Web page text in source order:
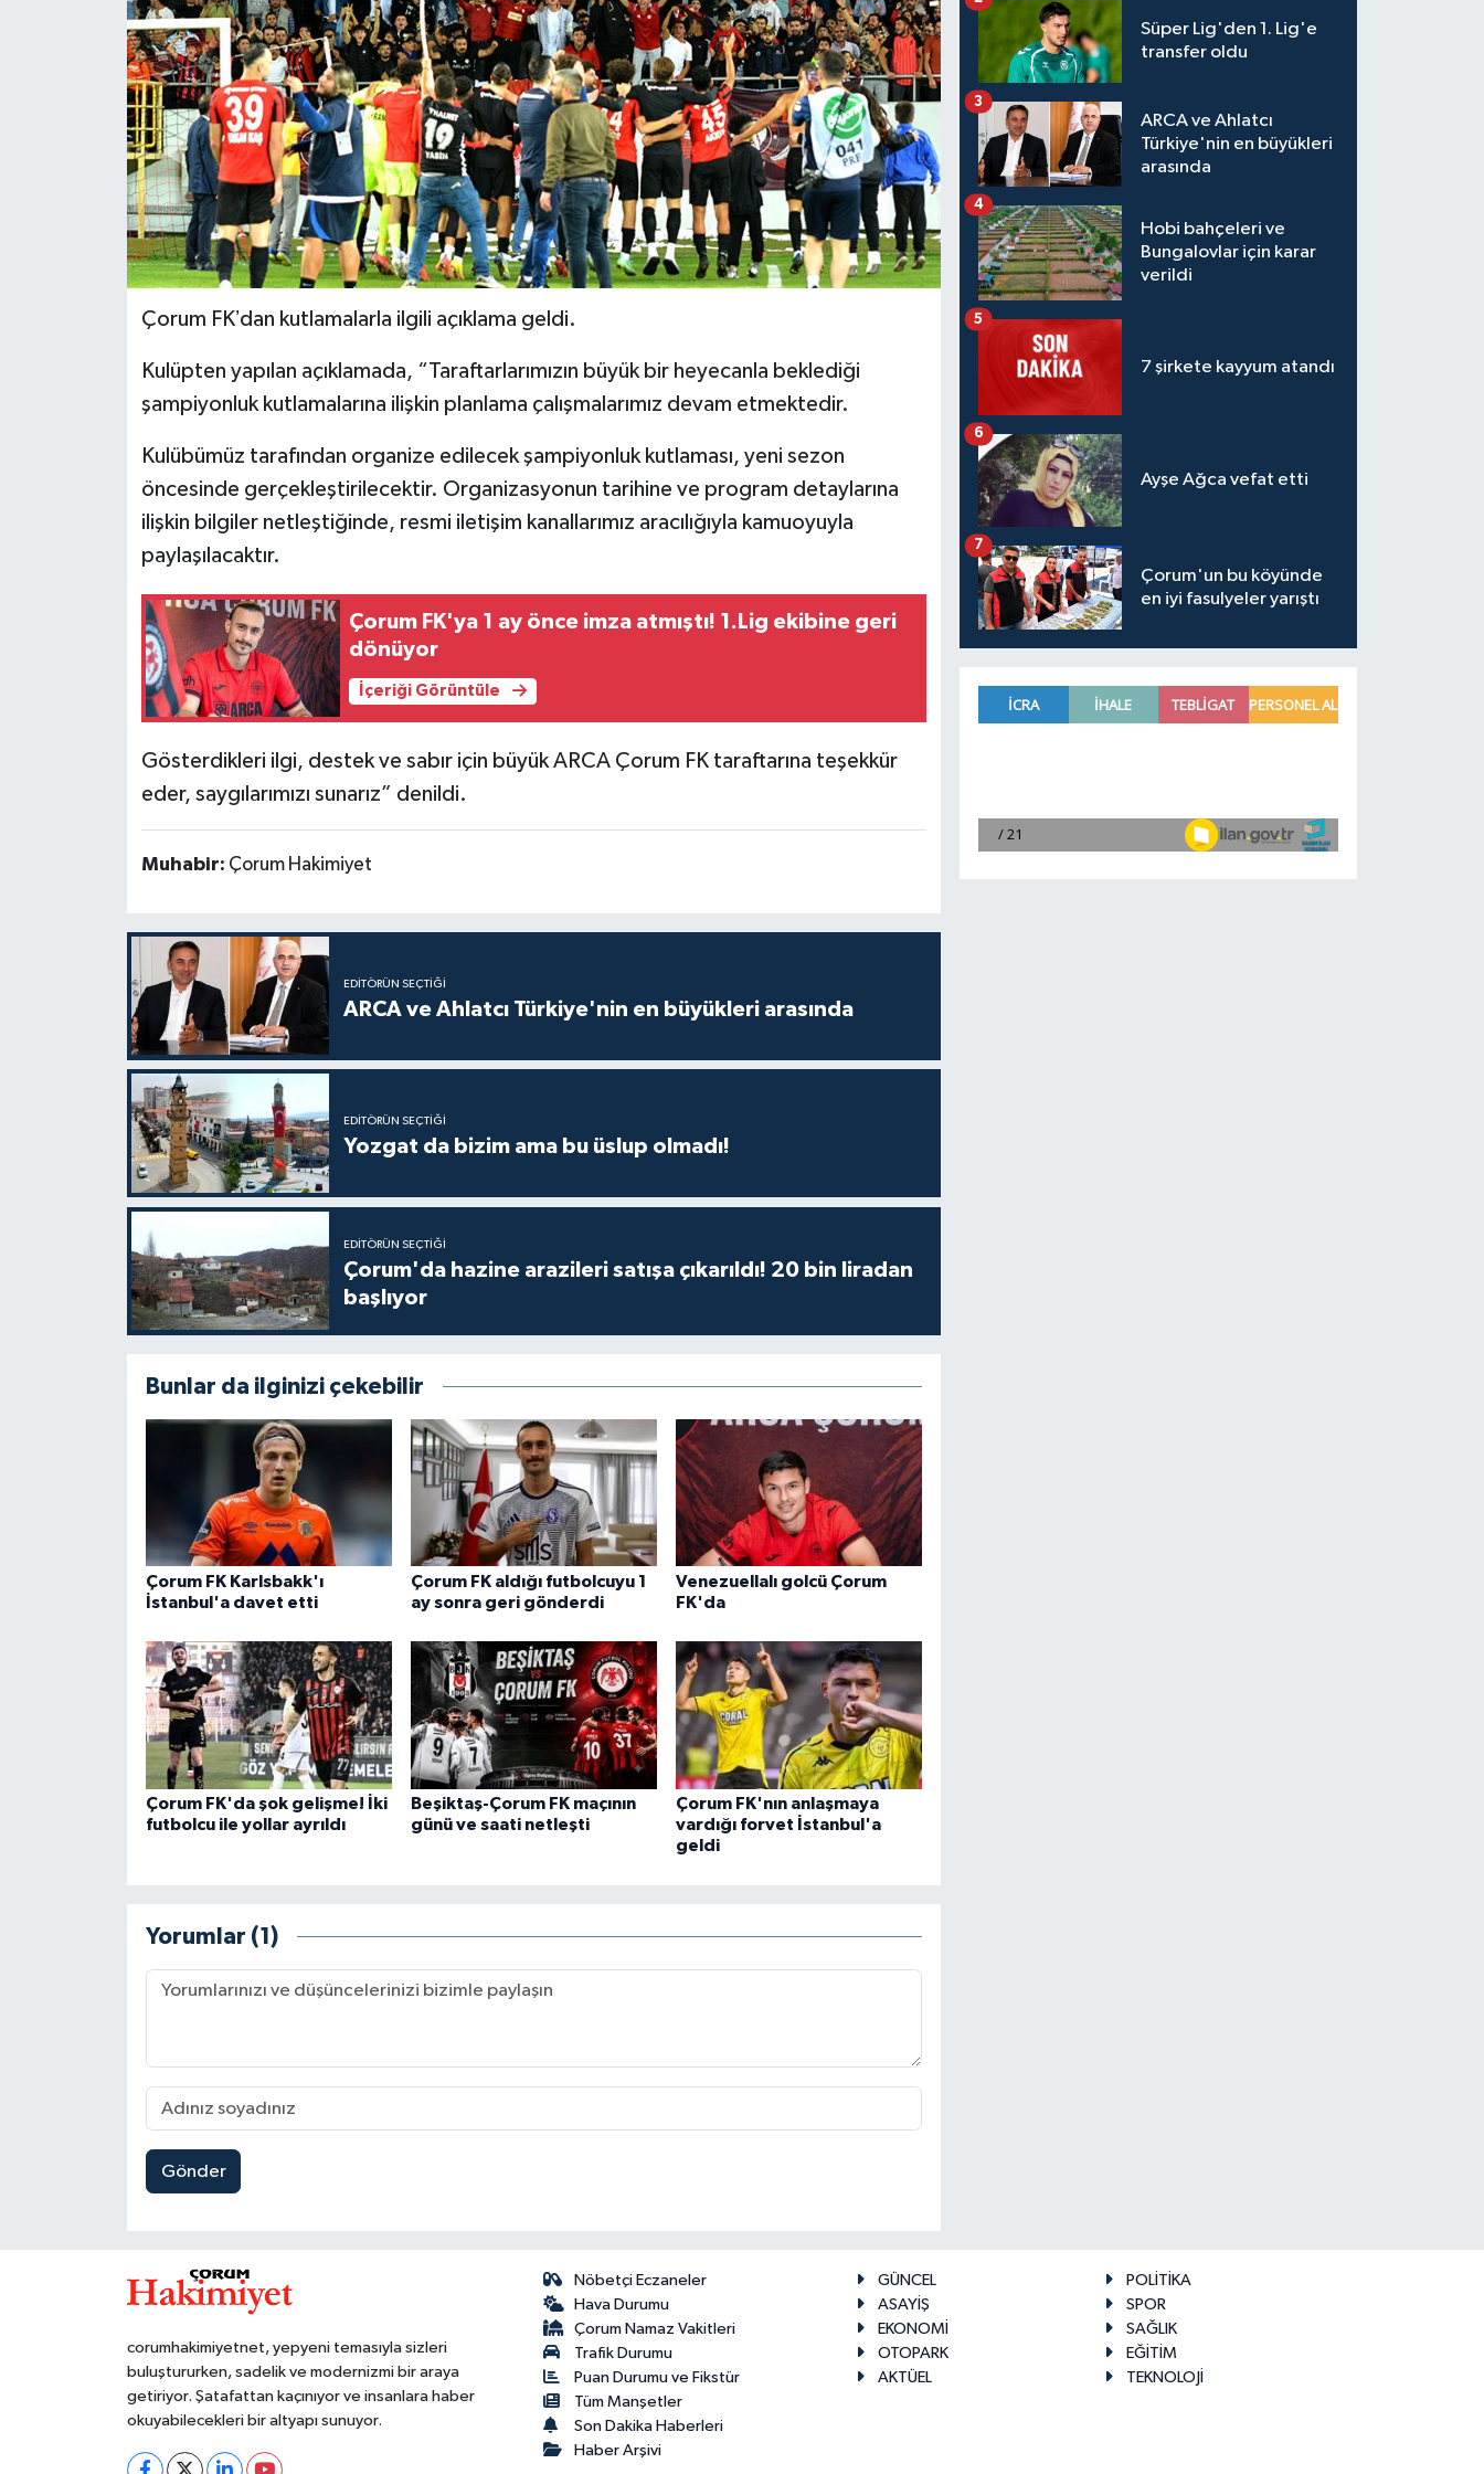
Çorum FKʼdan kutlamalarla ilgili açıklama geldi.
Kulüpten yapılan açıklamada, “Taraftarlarımızın büyük bir heyecanla beklediği
şampiyonluk kutlamalarına ilişkin planlama çalışmalarımız devam etmektedir.
Kulübümüz tarafından organize edilecek şampiyonluk kutlaması, yeni sezon
öncesinde gerçekleştirilecektir. Organizasyonun tarihine ve program detaylarına
ilişkin bilgiler netleştiğinde, resmi iletişim kanallarımız aracılığıyla kamuoyuyla
paylaşılacaktır.
Çorum FK'ya 1 ay önce imza atmıştı! 1.Lig ekibine geri
dönüyor
İçeriği Görüntüle
Gösterdikleri ilgi, destek ve sabır için büyük ARCA Çorum FK taraftarına teşekkür
eder, saygılarımızı sunarız” denildi.
Muhabir: Çorum Hakimiyet
EDITÖRÜN SEÇTIĞI
ARCA ve Ahlatcı Türkiye'nin en büyükleri arasında
EDITÖRÜN SEÇTIĞI
Yozgat da bizim ama bu üslup olmadı!
EDITÖRÜN SEÇTIĞI
Çorum'da hazine arazileri satışa çıkarıldı! 20 bin liradan
başlıyor
Bunlar da ilginizi çekebilir
Çorum FK Karlsbakk'ı
İstanbul'a davet etti
Çorum FK aldığı futbolcuyu 1
ay sonra geri gönderdi
Venezuellalı golcü Çorum
FK'da
Çorum FK'da şok gelişme! İki
futbolcu ile yollar ayrıldı
Beşiktaş-Çorum FK maçının
günü ve saati netleşti
Çorum FK'nın anlaşmaya
vardığı forvet İstanbul'a
geldi
Yorumlar (1)
Gönder
Süper Lig'den 1. Lig'e
transfer oldu
ARCA ve Ahlatcı
Türkiye'nin en büyükleri
arasında
3
Hobi bahçeleri ve
Bungalovlar için karar
verildi
4
7 şirkete kayyum atandı
5
Ayşe Ağca vefat etti
6
Çorum'un bu köyünde
en iyi fasulyeler yarıştı
7
corumhakimiyetnet, yepyeni temasıyla sizleri
buluştururken, sadelik ve modernizmi bir araya
getiriyor. Şatafattan kaçınıyor ve insanlara haber
okuyabilecekleri bir altyapı sunuyor.
Nöbetçi Eczaneler
Hava Durumu
Çorum Namaz Vakitleri
Trafik Durumu
Puan Durumu ve Fikstür
Tüm Manşetler
Son Dakika Haberleri
Haber Arşivi
GÜNCEL
POLİTİKA
ASAYİŞ
SPOR
EKONOMİ
SAĞLIK
OTOPARK
EĞİTİM
AKTÜEL
TEKNOLOJİ
İLÇELER
OTOPARK
TEKNOLOJİ